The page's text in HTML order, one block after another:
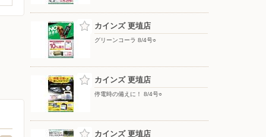
カインズ 更埴店
グリーンコーラ 8/4号○
カインズ 更埴店
停電時の備えに！ 8/4号○
カインズ 更埴店